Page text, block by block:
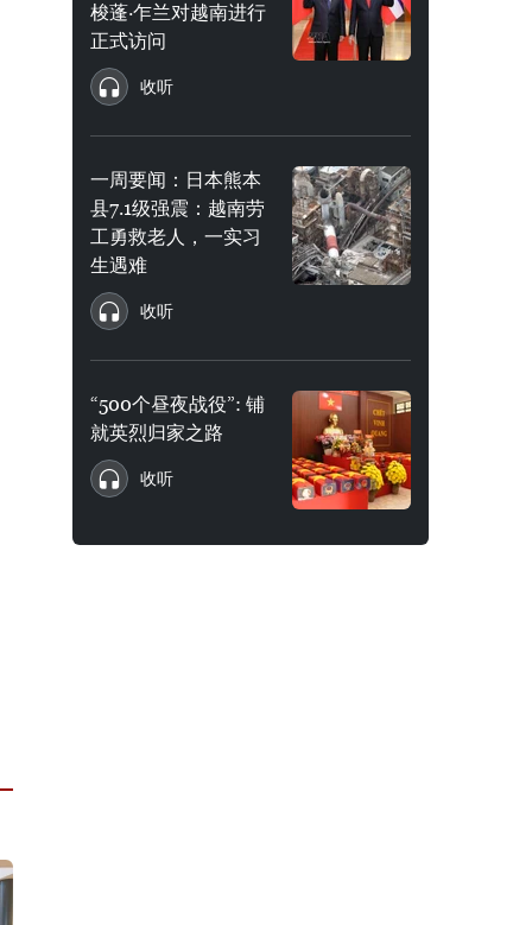
梭蓬·乍兰对越南进行
正式访问
收听
一周要闻：日本熊本
县7.1级强震：越南劳
工勇救老人，一实习
生遇难
收听
“500个昼夜战役”: 铺
就英烈归家之路
收听